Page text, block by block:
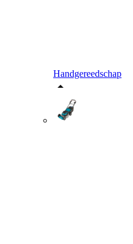
Handgereedschap